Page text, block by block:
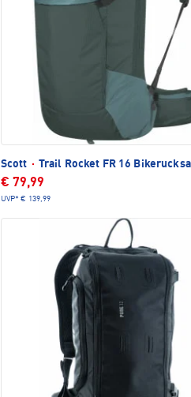
Scott · Trail Rocket FR 16
€ 79,99
UVP* € 139,99